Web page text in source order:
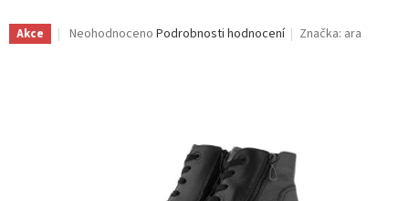
Akce
Průměrné
Neohodnoceno Podrobnosti hodnocení Značka: ara